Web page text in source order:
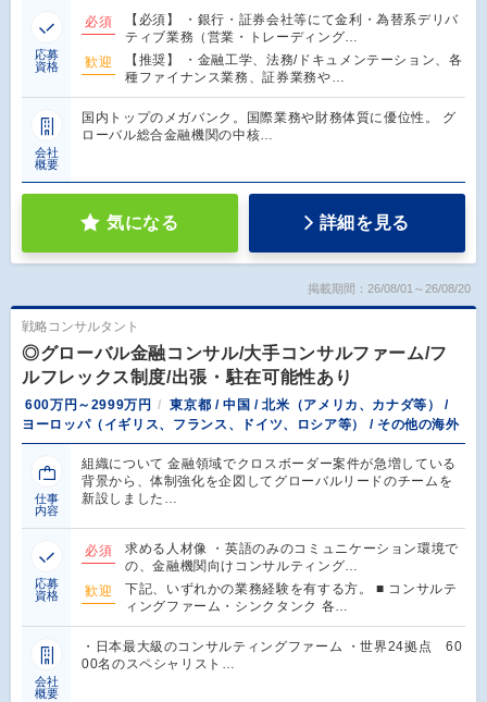
応募
資格
必須
【必須】 ・銀行・証券会社等にて金利・為替系デリバ
ティブ業務（営業・トレーディング…
歓迎
【推奨】 ・金融工学、法務/ドキュメンテーション、各
種ファイナンス業務、証券業務や…
会社
概要
国内トップのメガバンク。国際業務や財務体質に優位性。 グ
ローバル総合金融機関の中核…
気になる 詳細を見る
掲載期間：26/08/01～26/08/20
戦略コンサルタント
◎グローバル金融コンサル/大手コンサルファーム/フ
ルフレックス制度/出張・駐在可能性あり
600万円～2999万円
東京都 / 中国 / 北米（アメリカ、カナダ等） /
ヨーロッパ（イギリス、フランス、ドイツ、ロシア等） / その他の海外
仕事
内容
組織について 金融領域でクロスボーダー案件が急増している
背景から、体制強化を企図してグローバルリードのチームを
新設しました…
応募
資格
必須
求める人材像 ・英語のみのコミュニケーション環境で
の、金融機関向けコンサルティング…
歓迎
下記、いずれかの業務経験を有する方。 ■ コンサルテ
ィングファーム・シンクタンク 各…
会社
概要
・日本最大級のコンサルティングファーム ・世界24拠点 60
00名のスペシャリスト…